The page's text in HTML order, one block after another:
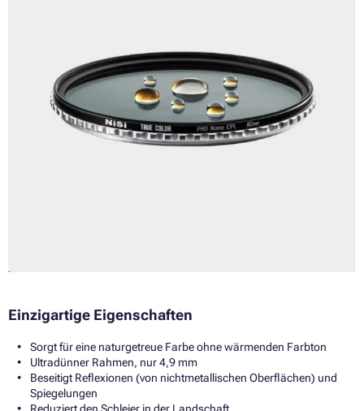
Einzigartige Eigenschaften
Sorgt für eine naturgetreue Farbe ohne wärmenden Farbton
Ultradünner Rahmen, nur 4,9 mm
Beseitigt Reflexionen (von nichtmetallischen Oberflächen) und
Spiegelungen
Reduziert den Schleier in der Landschaft